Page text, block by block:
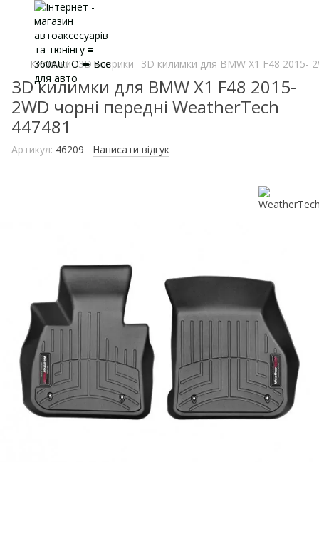
Килимки 3D коврики 3D килимки для BMW X1 F48 2015-
3D килимки для BMW X1 F48 2015-
2WD чорні передні WeatherTech
447481
Артикул: 46209 Написати відгук